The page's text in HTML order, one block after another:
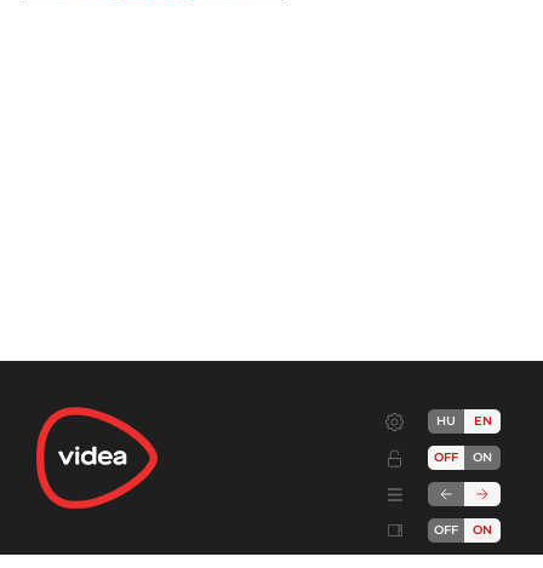
HU EN
OFF ON
OFF ON